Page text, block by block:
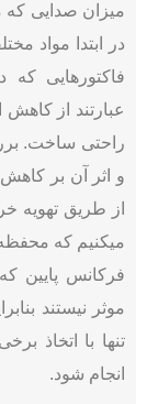
میزان صدایی
در ابتدا مواد
فاکتورهایی که
عبارتند از
راحتی ساخت.
و اثر آن بر
از طریق تهویه
میکنیم که
فرکانس پایین
موثر نیستند
تنها با اتخاذ
انجام شود.